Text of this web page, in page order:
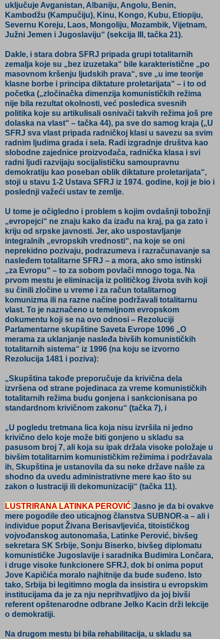
uključuje Avganistan, Albaniju, Angolu, Benin,
Kambodžu (Kampučiju), Kinu, Kongo, Kubu, Etiopiju,
Severnu Koreju, Laos, Mongoliju, Mozambik, Vijetnam,
Južni Jemen i Jugoslaviju“ (sekcija III, tačka 21).
Dakle, i stara dobra SFRJ pripada grupi totalitarnih
zemalja koje su „bez izuzetaka“ bile karakteristične „po
masovnom kršenju ljudskih prava“, sve „u ime teorije
klasne borbe i principa diktature proletarijata“ – i to od
početka („zločinačka dimenzija komunističkih režima
nije bila rezultat okolnosti, već posledica svesnih
politika koje su artikulisali osnivači takvih režima još pre
dolaska na vlast“ – tačka 44), pa sve do samog kraja („U
SFRJ sva vlast pripada radničkoj klasi u savezu sa svim
radnim ljudima grada i sela. Radi izgradnje društva kao
slobodne zajednice proizvođača, radnička klasa i svi
radni ljudi razvijaju socijalističku samoupravnu
demokratiju kao poseban oblik diktature proletarijata“,
stoji u stavu 1-2 Ustava SFRJ iz 1974. godine, koji je bio i
poslednji važeći ustav te zemlje.
U tome je očigledno i problem s kojim ovdašnji tobožnji
„evropejci“ ne znaju kako da izađu na kraj, pa ga zato i
kriju od srpske javnosti. Jer, ako uspostavljanje
integralnih „evropskih vrednosti“, na koje se oni
neprekidno pozivaju, podrazumeva i razračunavanje sa
nasleđem totalitarne SFRJ – a mora, ako smo istinski
„za Evropu“ – to za sobom povlači mnogo toga. Na
prvom mestu je eliminacija iz političkog života svih koji
su činili zločine u vreme i za račun totalitarnog
komunizma ili na razne načine podržavali totalitarnu
vlast. To je naznačeno u temeljnom evropskom
dokumentu koji se na ovo odnosi – Rezoluciji
Parlamentarne skupštine Saveta Evrope 1096 „O
merama za uklanjanje nasleđa bivših komunističkih
totalitarnih sistema“ iz 1996 (na koju se izvorno
Rezolucija 1481 i poziva):
„Skupština takođe preporučuje da krivična dela
izvršena od strane pojedinaca za vreme komunističkih
totalitarnih režima budu gonjena i sankcionisana po
standardnom krivičnom zakonu“ (tačka 7), i
„U pogledu tretmana lica koja nisu izvršila ni jedno
krivično delo koje može biti gonjeno u skladu sa
pasusom broj 7, ali koja su ipak držala visoke položaje u
bivšim totalitarnim komunističkim režimima i podržavala
ih, Skupština je ustanovila da su neke države našle za
shodno da uvedu administrativne mere kao što su
zakon o lustraciji ili dekomunizaciji“ (tačka 11).
LUSTRIRANA LATINKA PEROVIĆ Jasno je da bi ovakve
mere pogodile deo uticajnog članstva SUBNOR-a – ali i
individue poput Živana Berisavljevića, titoističkog
vojvođanskog autonomaša, Latinke Perović, bivšeg
sekretara SK Srbije, Sonju Biserko, bivšeg diplomatu
komunističke Jugoslavije i saradnika Budimira Lončara,
i druge visoke funkcionere SFRJ, dok bi onima poput
Jove Kapičića moralo najhitnije da bude suđeno. Isto
tako, Srbija bi legitimno mogla da insistira u evropskim
institucijama da je za nju neprihvatljivo da joj bivši
referent opštenarodne odbrane Jelko Kacin drži lekcije
o demokratiji.
Na drugom mestu bi bila rehabilitacija, u skladu sa